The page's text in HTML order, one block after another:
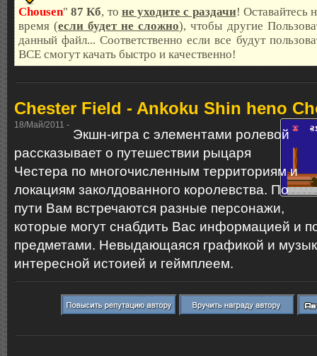
Chousen"87 Кб, то не уходите с раздачи! Оставайтесь
время (если будет не сложно), чтобы другие
данный файл... Соответственно если все будут
ВСЕ смогут качать быстро и качественно!
Chester Field - Ankoku Shin heno
18/Май/2011 -
Экшн-игра с элементами ролевой
рассказывает о путешествии рыцаря
Честера по многочисленным территориям и
локациям заколдованного королевства. По
пути Вам встречаются разные персонажи,
которые могут снабдить Вас информацией и
предметами. Невыдающаяся графикой и
интересной истоией и геймплеем.